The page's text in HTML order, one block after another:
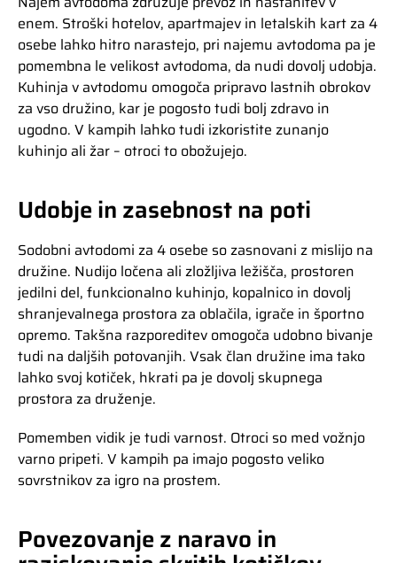
enem. Stroški hotelov, apartmajev in letalskih kart za 4
osebe lahko hitro narastejo, pri najemu avtodoma pa je
pomembna le velikost avtodoma, da nudi dovolj udobja.
Kuhinja v avtodomu omogoča pripravo lastnih obrokov
za vso družino, kar je pogosto tudi bolj zdravo in
ugodno. V kampih lahko tudi izkoristite zunanjo
kuhinjo ali žar – otroci to obožujejo.
Udobje in zasebnost na poti
Sodobni avtodomi za 4 osebe so zasnovani z mislijo na
družine. Nudijo ločena ali zložljiva ležišča, prostoren
jedilni del, funkcionalno kuhinjo, kopalnico in dovolj
shranjevalnega prostora za oblačila, igrače in športno
opremo. Takšna razporeditev omogoča udobno bivanje
tudi na daljših potovanjih. Vsak član družine ima tako
lahko svoj kotiček, hkrati pa je dovolj skupnega
prostora za druženje.
Pomemben vidik je tudi varnost. Otroci so med vožnjo
varno pripeti. V kampih pa imajo pogosto veliko
sovrstnikov za igro na prostem.
Povezovanje z naravo in